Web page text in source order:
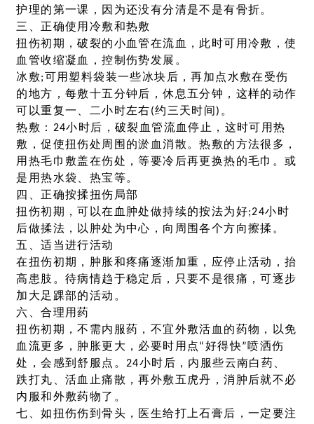
护理的第一课，因为还没有分清是不是有骨折。
三、正确使用冷敷和热敷
扭伤初期，破裂的小血管在流血，此时可用冷敷，使
血管收缩凝血，控制伤势发展。
冰敷;可用塑料袋装一些冰块后，再加点水敷在受伤
的地方，每敷十五分钟后，休息五分钟，这样的动作
可以重复一、二小时左右(约三天时间)。
热敷：24小时后，破裂血管流血停止，这时可用热
敷，促使扭伤处周围的淤血消散。热敷的方法很多，
用热毛巾敷盖在伤处，等要冷后再更换热的毛巾。或
是用热水袋、热宝等。
四、正确按揉扭伤局部
扭伤初期，可以在血肿处做持续的按法为好;24小时
后做揉法，以肿处为中心，向周围各个方向擦揉。
五、适当进行活动
在扭伤初期，肿胀和疼痛逐渐加重，应停止活动，抬
高患肢。待病情趋于稳定后，只要不是很痛，可逐步
加大足踝部的活动。
六、合理用药
扭伤初期，不需内服药，不宜外敷活血的药物，以免
血流更多，肿胀更大，必要时用点“好得快”喷洒伤
处，会感到舒服点。24小时后，内服些云南白药、
跌打丸、活血止痛散，再外敷五虎丹，消肿后就不必
内服和外敷药物了。
七、如扭伤伤到骨头，医生给打上石膏后，一定要注